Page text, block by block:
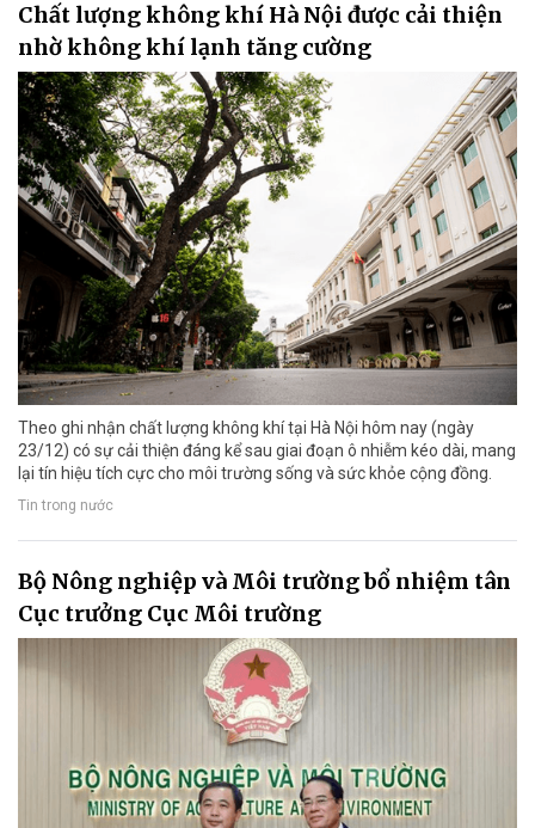
Chất lượng không khí Hà Nội được cải thiện
nhờ không khí lạnh tăng cường
Theo ghi nhận chất lượng không khí tại Hà Nội hôm nay (ngày
23/12) có sự cải thiện đáng kể sau giai đoạn ô nhiễm kéo dài, mang
lại tín hiệu tích cực cho môi trường sống và sức khỏe cộng đồng.
Tin trong nước
Bộ Nông nghiệp và Môi trường bổ nhiệm tân
Cục trưởng Cục Môi trường